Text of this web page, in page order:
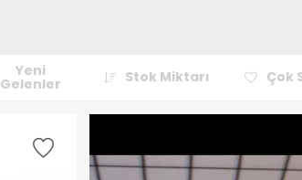
Yeni
Gelenler Stok Miktarı Çok